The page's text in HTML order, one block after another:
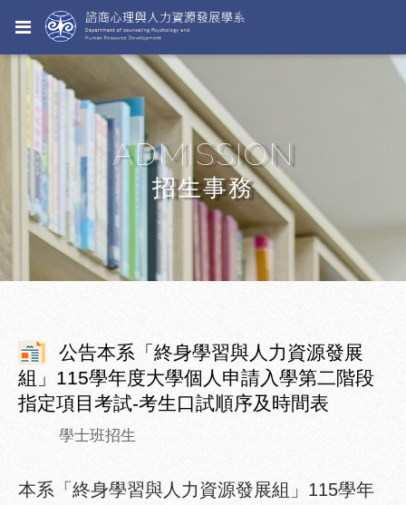
ADMISSION
招生事務
公告本系「終身學習與人力資源發展
組」115學年度大學個人申請入學第二階段
指定項目考試-考生口試順序及時間表
學士班招生
本系「終身學習與人力資源發展組」115學年